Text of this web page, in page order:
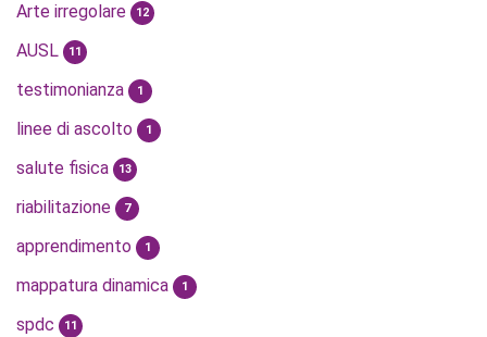
Arte irregolare 12
AUSL 11
testimonianza 1
linee di ascolto 1
salute fisica 13
riabilitazione 7
apprendimento 1
mappatura dinamica 1
spdc 11